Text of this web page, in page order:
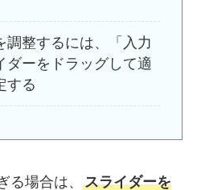
調整するには、「入力
ダーをドラッグして適
する
る場合は、 スライダーを